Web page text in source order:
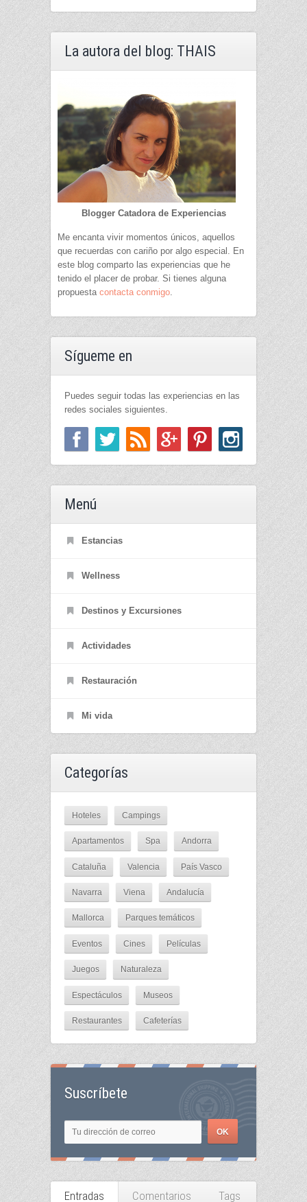
La autora del blog: THAIS
Blogger Catadora de Experiencias
Me encanta vivir momentos únicos, aquellos
que recuerdas con cariño por algo especial. En
este blog comparto las experiencias que he
tenido el placer de probar. Si tienes alguna
propuesta contacta conmigo
Sígueme en
Puedes seguir todas las experiencias en las
redes sociales siguientes.
Menú
Estancias
Wellness
Destinos y Excursiones
Actividades
Restauración
Mi vida
Categorías
Hoteles Campings
Apartamentos Spa Andorra
Cataluña Valencia País Vasco
Navarra Viena Andalucía
Mallorca Parques temáticos
Eventos Cines Películas
Juegos Naturaleza
Espectáculos Museos
Restaurantes Cafeterías
Suscríbete
Entradas Comentarios Tags